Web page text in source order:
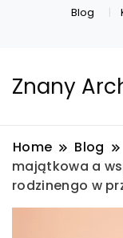
Blog
Znany
Home Blog
majątkowa a
rodzinengo w